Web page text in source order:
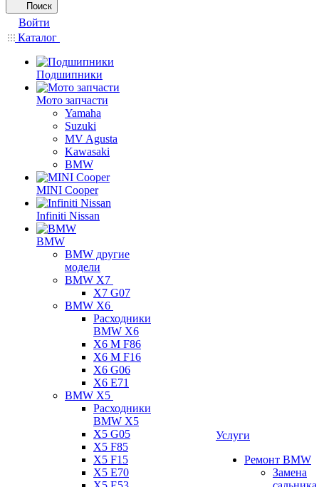
Поиск
Войти
Каталог
Подшипники
Мото запчасти
Yamaha
Suzuki
MV Agusta
Kawasaki
BMW
MINI Cooper
Infiniti Nissan
BMW
BMW другие
модели
BMW X7
X7 G07
BMW X6
Расходники
BMW X6
X6 M F86
X6 M F16
X6 G06
X6 E71
BMW X5
Расходники
BMW X5
X5 G05
X5 F85
X5 F15
X5 E70
Услуги
Ремонт BMW
Замена